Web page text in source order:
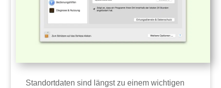
Standortdaten sind längst zu einem wichtigen